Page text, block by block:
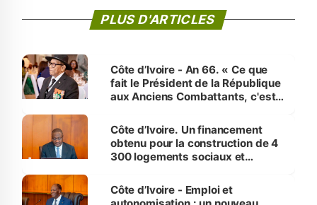
PLUS D'ARTICLES
Côte d’Ivoire - An 66. « Ce que
fait le Président de la République
aux Anciens Combattants, c'est
Côte d’Ivoire. Un financement
obtenu pour la construction de 4
300 logements sociaux et
et Yamoussoukro
Côte d’Ivoire - Emploi et